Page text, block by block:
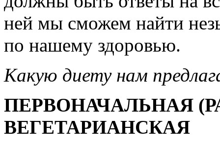
ней мы сможем найти
по нашему здоровью.
Какую диету нам
ПЕРВОНАЧАЛЬНАЯ
ВЕГЕТАРИАНСКАЯ